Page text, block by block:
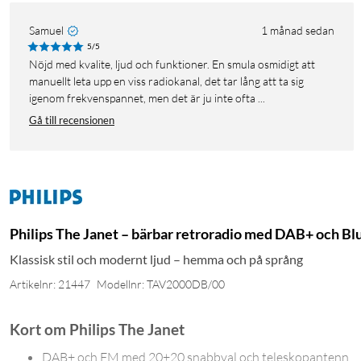
Samuel 1 månad sedan
5/5
Nöjd med kvalite, ljud och funktioner. En smula osmidigt att
manuellt leta upp en viss radiokanal, det tar lång att ta sig
igenom frekvenspannet, men det är ju inte ofta ...
Gå till recensionen
Philips The Janet – bärbar retroradio med DAB+ och
Klassisk stil och modernt ljud – hemma och på språng
Artikelnr: 21447 Modellnr: TAV2000DB/00
Kort om Philips The Janet
DAB+ och FM med 20+20 snabbval och teleskopantenn